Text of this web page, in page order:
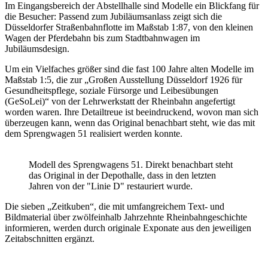
Im Eingangsbereich der Abstellhalle sind Modelle ein Blickfang für
die Besucher: Passend zum Jubiläumsanlass zeigt sich die
Düsseldorfer Straßenbahnflotte im Maßstab 1:87, von den kleinen
Wagen der Pferdebahn bis zum Stadtbahnwagen im
Jubiläumsdesign.
Um ein Vielfaches größer sind die fast 100 Jahre alten Modelle im
Maßstab 1:5, die zur „Großen Ausstellung Düsseldorf 1926 für
Gesundheitspflege, soziale Fürsorge und Leibesübungen
(GeSoLei)“ von der Lehrwerkstatt der Rheinbahn angefertigt
worden waren. Ihre Detailtreue ist beeindruckend, wovon man sich
überzeugen kann, wenn das Original benachbart steht, wie das mit
dem Sprengwagen 51 realisiert werden konnte.
Modell des Sprengwagens 51. Direkt benachbart steht
das Original in der Depothalle, dass in den letzten
Jahren von der "Linie D" restauriert wurde.
Die sieben „Zeitkuben“, die mit umfangreichem Text- und
Bildmaterial über zwölfeinhalb Jahrzehnte Rheinbahngeschichte
informieren, werden durch originale Exponate aus den jeweiligen
Zeitabschnitten ergänzt.